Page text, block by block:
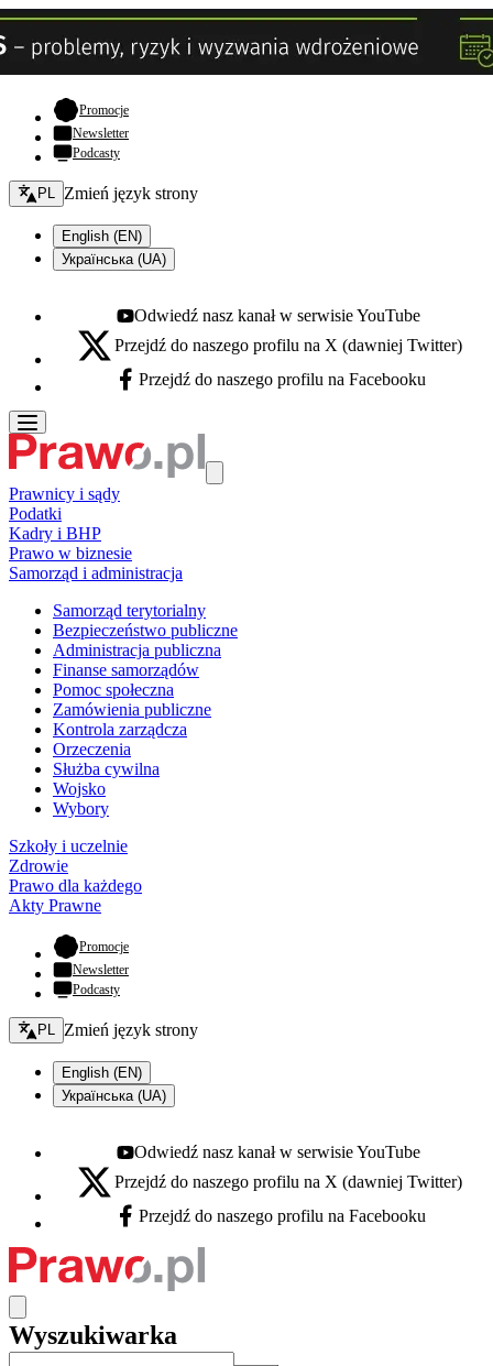
Promocje- otwiera się w nowej karcie
Newsletter
Podcasty
Zmień język - bieżący:
PL Zmień język strony
English (EN)
Українська (UA)
Youtube - otwiera się w nowej karcie
Odwiedź nasz kanał w serwisie YouTube
X - otwiera się w nowej karcie
Przejdź do naszego profilu na X (dawniej Twitter)
Facebook - otwiera się w nowej karcie
Przejdź do naszego profilu na Facebooku
Prawnicy i sądy
Podatki
Kadry i BHP
Prawo w biznesie
Samorząd i administracja
Samorząd terytorialny
Bezpieczeństwo publiczne
Administracja publiczna
Finanse samorządów
Pomoc społeczna
Zamówienia publiczne
Kontrola zarządcza
Orzeczenia
Służba cywilna
Wojsko
Wybory
Szkoły i uczelnie
Zdrowie
Prawo dla każdego
Akty Prawne
Promocje- otwiera się w nowej karcie
Newsletter
Podcasty
Zmień język - bieżący:
PL Zmień język strony
English (EN)
Українська (UA)
Youtube - otwiera się w nowej karcie
Odwiedź nasz kanał w serwisie YouTube
X - otwiera się w nowej karcie
Przejdź do naszego profilu na X (dawniej Twitter)
Facebook - otwiera się w nowej karcie
Przejdź do naszego profilu na Facebooku
Wyszukiwarka